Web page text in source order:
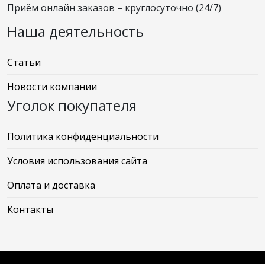
Приём онлайн заказов – круглосуточно (24/7)
Наша деятельность
Статьи
Новости компании
Уголок покупателя
Политика конфиденциальности
Условия использования сайта
Оплата и доставка
Контакты